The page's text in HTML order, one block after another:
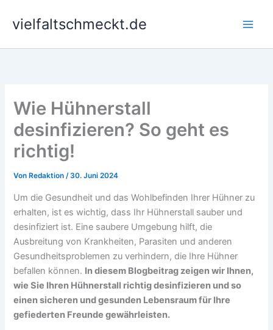
Inhaltvielfaltschmeckt.de
Wie Hühnerstall
desinfizieren? So geht es
richtig!
Von Redaktion/30. Juni 2024
Um die Gesundheit und das Wohlbefinden Ihrer Hühner zu
erhalten, ist es wichtig, dass Ihr Hühnerstall sauber und
desinfiziert ist. Eine saubere Umgebung hilft, die
Ausbreitung von Krankheiten, Parasiten und anderen
Gesundheitsproblemen zu verhindern, die Ihre Hühner
befallen können. In diesem Blogbeitrag zeigen wir Ihnen,
wie Sie Ihren Hühnerstall richtig desinfizieren und so
einen sicheren und gesunden Lebensraum für Ihre
gefiederten Freunde gewährleisten.